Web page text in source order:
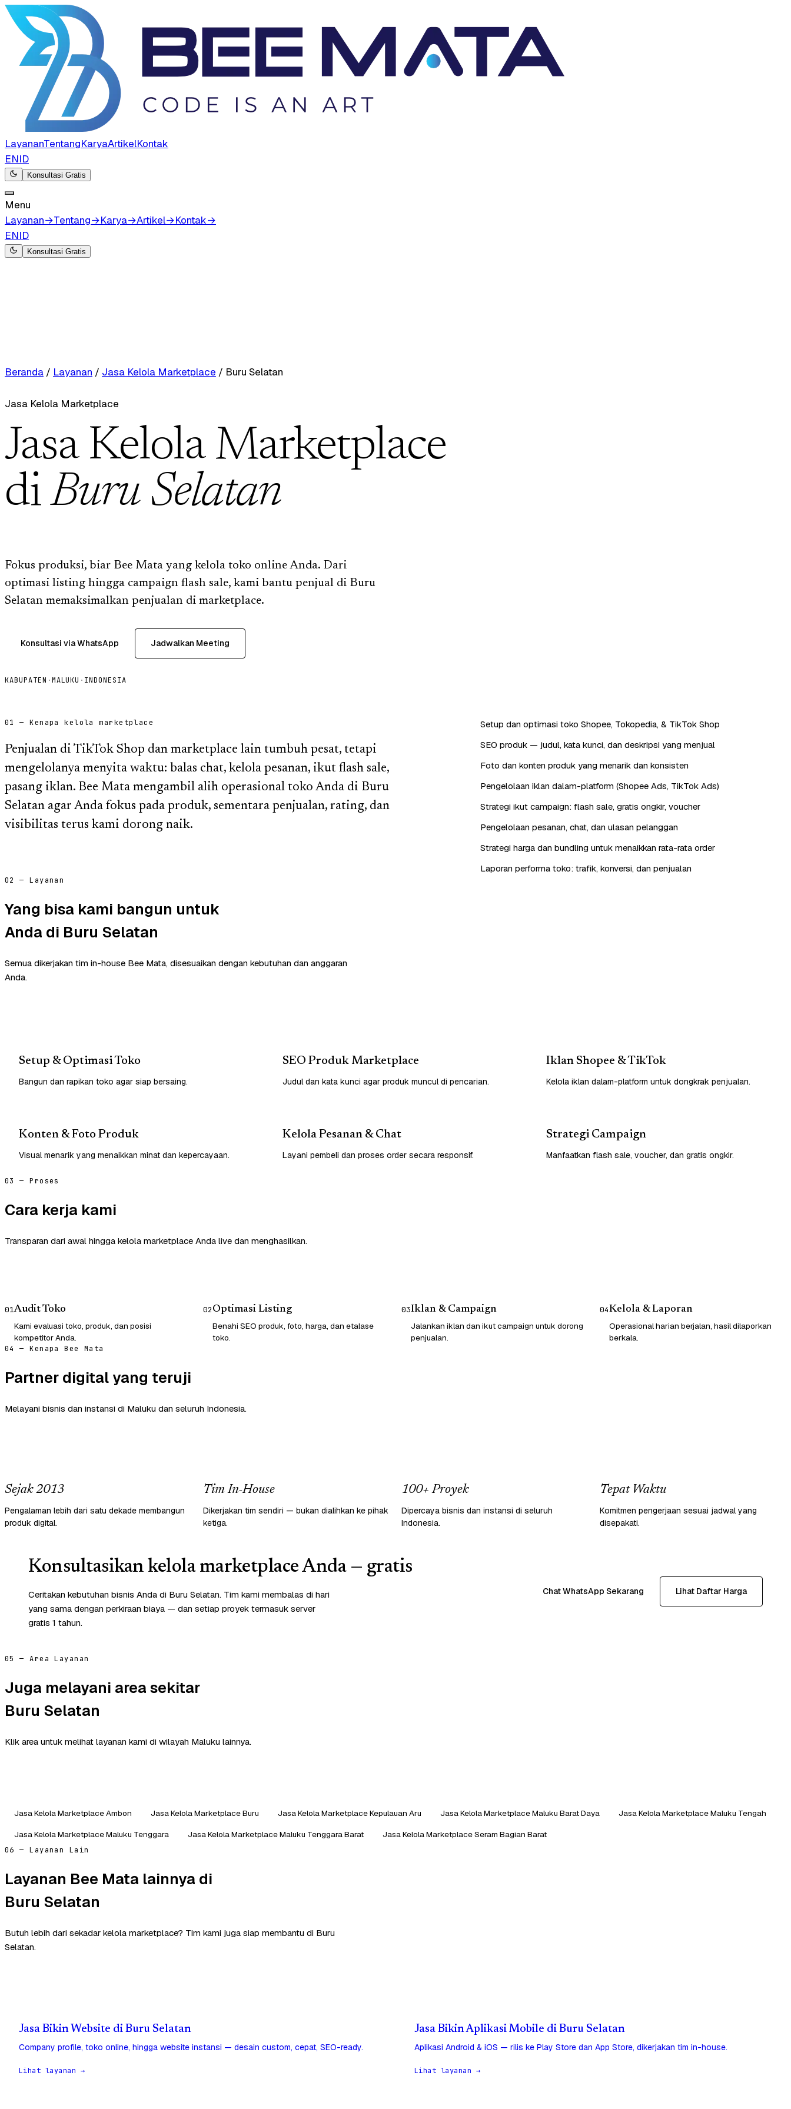
LayananTentangKaryaArtikelKontak
ENID
Konsultasi Gratis
Menu
Layanan→Tentang→Karya→Artikel→Kontak→
ENID
Konsultasi Gratis
Beranda / Layanan / Jasa Kelola Marketplace / Buru Selatan
Jasa Kelola Marketplace
Jasa Kelola Marketplace
diBuru Selatan
Fokus produksi, biar Bee Mata yang kelola toko online Anda. Dari
optimasi listing hingga campaign flash sale, kami bantu penjual di Buru
Selatan memaksimalkan penjualan di marketplace.
Konsultasi via WhatsApp Jadwalkan Meeting
KABUPATEN ·MALUKU · INDONESIA
01 — Kenapa kelola marketplace
Penjualan di TikTok Shop dan marketplace lain tumbuh pesat, tetapi
mengelolanya menyita waktu: balas chat, kelola pesanan, ikut flash sale,
pasang iklan. Bee Mata mengambil alih operasional toko Anda di Buru
Selatan agar Anda fokus pada produk, sementara penjualan, rating, dan
visibilitas terus kami dorong naik.
Setup dan optimasi toko Shopee, Tokopedia, & TikTok Shop
SEO produk — judul, kata kunci, dan deskripsi yang menjual
Foto dan konten produk yang menarik dan konsisten
Pengelolaan iklan dalam-platform (Shopee Ads, TikTok Ads)
Strategi ikut campaign: flash sale, gratis ongkir, voucher
Pengelolaan pesanan, chat, dan ulasan pelanggan
Strategi harga dan bundling untuk menaikkan rata-rata order
Laporan performa toko: trafik, konversi, dan penjualan
02 — Layanan
Yang bisa kami bangun untuk
Anda di Buru Selatan
Semua dikerjakan tim in-house Bee Mata, disesuaikan dengan kebutuhan dan anggaran
Anda.
Setup & Optimasi Toko
Bangun dan rapikan toko agar siap bersaing.
SEO Produk Marketplace
Judul dan kata kunci agar produk muncul di pencarian.
Iklan Shopee & TikTok
Kelola iklan dalam-platform untuk dongkrak penjualan.
Konten & Foto Produk
Visual menarik yang menaikkan minat dan kepercayaan.
Kelola Pesanan & Chat
Layani pembeli dan proses order secara responsif.
Strategi Campaign
Manfaatkan flash sale, voucher, dan gratis ongkir.
03 — Proses
Cara kerja kami
Transparan dari awal hingga kelola marketplace Anda live dan menghasilkan.
01Audit Toko
Kami evaluasi toko, produk, dan posisi
kompetitor Anda.
02Optimasi Listing
Benahi SEO produk, foto, harga, dan etalase
toko.
03Iklan & Campaign
Jalankan iklan dan ikut campaign untuk dorong
penjualan.
04Kelola & Laporan
Operasional harian berjalan, hasil dilaporkan
berkala.
04 — Kenapa Bee Mata
Partner digital yang teruji
Melayani bisnis dan instansi di Maluku dan seluruh Indonesia.
Sejak 2013
Pengalaman lebih dari satu dekade membangun
produk digital.
Tim In-House
Dikerjakan tim sendiri — bukan dialihkan ke pihak
ketiga.
100+ Proyek
Dipercaya bisnis dan instansi di seluruh
Indonesia.
Tepat Waktu
Komitmen pengerjaan sesuai jadwal yang
disepakati.
Konsultasikan kelola marketplace Anda — gratis
Ceritakan kebutuhan bisnis Anda di Buru Selatan. Tim kami membalas di hari
yang sama dengan perkiraan biaya — dan setiap proyek termasuk server
gratis 1 tahun.
Chat WhatsApp Sekarang Lihat Daftar Harga
05 — Area Layanan
Juga melayani area sekitar
Buru Selatan
Klik area untuk melihat layanan kami di wilayah Maluku lainnya.
Jasa Kelola Marketplace Ambon Jasa Kelola Marketplace Buru Jasa Kelola Marketplace Kepulauan Aru Jasa Kelola Marketplace Maluku Barat Daya
Jasa Kelola Marketplace Maluku Tengah
Jasa Kelola Marketplace Maluku Tenggara
Jasa Kelola Marketplace Maluku Tenggara Barat Jasa Kelola Marketplace Seram Bagian Barat
06 — Layanan Lain
Layanan Bee Mata lainnya di
Buru Selatan
Butuh lebih dari sekadar kelola marketplace? Tim kami juga siap membantu di Buru
Selatan.
Jasa Bikin Website di Buru Selatan
Company profile, toko online, hingga website instansi — desain custom, cepat, SEO-ready.
Lihat layanan →
Jasa Bikin Aplikasi Mobile di Buru Selatan
Aplikasi Android & iOS — rilis ke Play Store dan App Store, dikerjakan tim in-house.
Lihat layanan →